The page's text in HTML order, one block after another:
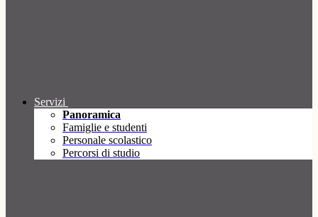
Servizi
Panoramica
Famiglie e studenti
Personale scolastico
Percorsi di studio